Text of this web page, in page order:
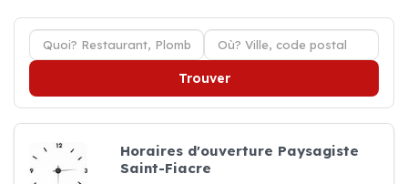
Trouver
Horaires d'ouverture Paysagiste
Saint-Fiacre